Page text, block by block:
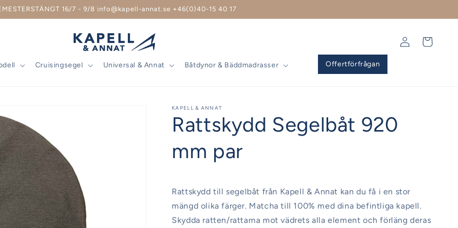
16/7 - 9/8 info@kapell-annat.se +46(0)40-15 40 17
Cruisingsegel Universal & Annat Båtdynor & Bäddmadrasser Offertförfrågan
Logga
Varukorg
KAPELL & ANNAT
Rattskydd Segelbåt 920
mm par
Rattskydd till segelbåt från Kapell & Annat kan du få i en stor
mängd olika färger. Matcha till 100% med dina befintliga kapell.
Skydda ratten/rattarna mot vädrets alla element och förläng deras